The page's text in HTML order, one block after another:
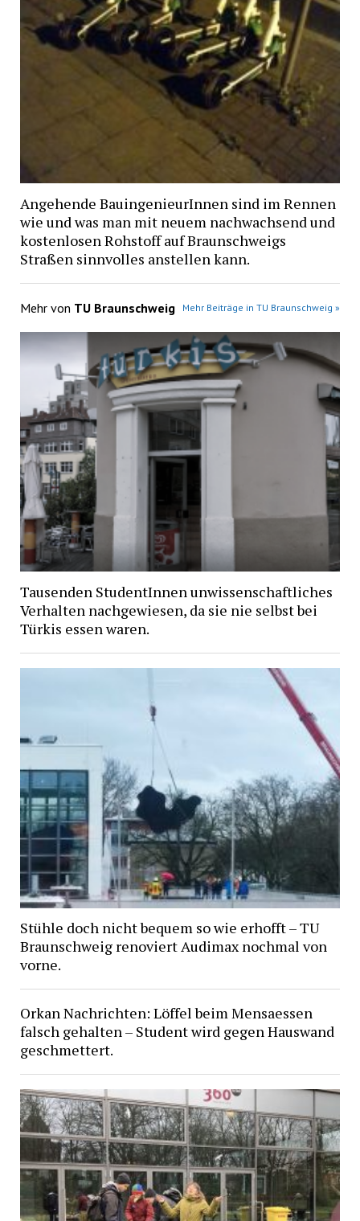
Angehende BauingenieurInnen sind im Rennen
wie und was man mit neuem nachwachsend und
kostenlosen Rohstoff auf Braunschweigs
Straßen sinnvolles anstellen kann.
Mehr von TU Braunschweig Mehr Beiträge in TU Braunschweig »
Tausenden StudentInnen unwissenschaftliches
Verhalten nachgewiesen, da sie nie selbst bei
Türkis essen waren.
Stühle doch nicht bequem so wie erhofft – TU
Braunschweig renoviert Audimax nochmal von
vorne.
Orkan Nachrichten: Löffel beim Mensaessen
falsch gehalten – Student wird gegen Hauswand
geschmettert.